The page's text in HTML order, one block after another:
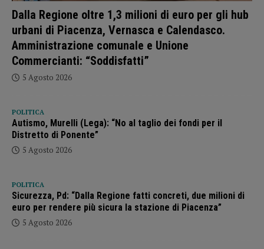
Dalla Regione oltre 1,3 milioni di euro per gli hub
urbani di Piacenza, Vernasca e Calendasco.
Amministrazione comunale e Unione
Commercianti: “Soddisfatti”
5 Agosto 2026
POLITICA
Autismo, Murelli (Lega): “No al taglio dei fondi per il
Distretto di Ponente”
5 Agosto 2026
POLITICA
Sicurezza, Pd: “Dalla Regione fatti concreti, due milioni di
euro per rendere più sicura la stazione di Piacenza”
5 Agosto 2026